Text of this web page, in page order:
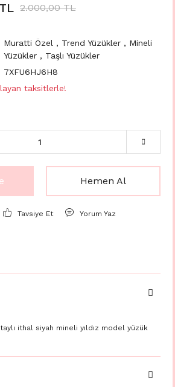
2.000,00 TL
Muratti Özel , Trend Yüzükler , Mineli
Yüzükler , Taşlı Yüzükler
7XFU6HJ6H8
taksitlerle!
Hemen Al
Tavsiye Et Yorum Yaz
ithal siyah mineli yıldız model yüzük